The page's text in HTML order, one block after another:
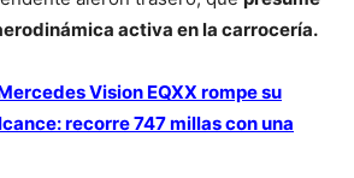
activa en la carrocería.
Vision EQXX rompe su
recorre 747 millas con una